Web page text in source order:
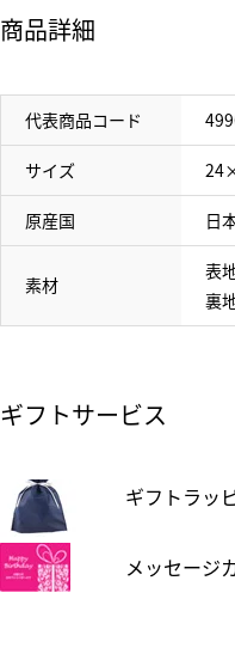
商品詳細
代表商品コード
サイズ
原産国 日
素材
表
裏
ギフトサービス
ギフトラッ
メッセージ